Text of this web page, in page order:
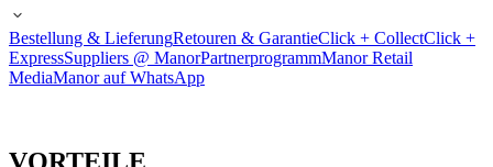
Bestellung & LieferungRetouren & GarantieClick + CollectClick +
ExpressSuppliers @ ManorPartnerprogrammManor Retail
MediaManor auf WhatsApp